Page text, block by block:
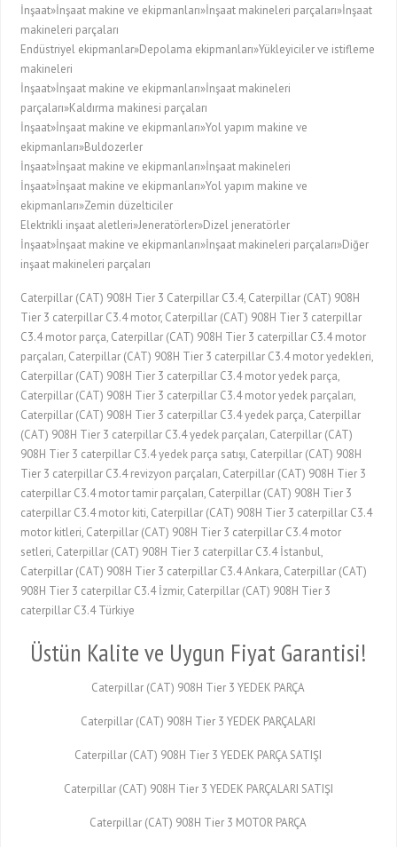
İnşaat»İnşaat makine ve ekipmanları»İnşaat makineleri parçaları»İnşaat
makineleri parçaları
Endüstriyel ekipmanlar»Depolama ekipmanları»Yükleyiciler ve istifleme
makineleri
İnşaat»İnşaat makine ve ekipmanları»İnşaat makineleri
parçaları»Kaldırma makinesi parçaları
İnşaat»İnşaat makine ve ekipmanları»Yol yapım makine ve
ekipmanları»Buldozerler
İnşaat»İnşaat makine ve ekipmanları»İnşaat makineleri
İnşaat»İnşaat makine ve ekipmanları»Yol yapım makine ve
ekipmanları»Zemin düzelticiler
Elektrikli inşaat aletleri»Jeneratörler»Dizel jeneratörler
İnşaat»İnşaat makine ve ekipmanları»İnşaat makineleri parçaları»Diğer
inşaat makineleri parçaları
Caterpillar (CAT) 908H Tier 3 Caterpillar C3.4, Caterpillar (CAT) 908H
Tier 3 caterpillar C3.4 motor, Caterpillar (CAT) 908H Tier 3 caterpillar
C3.4 motor parça, Caterpillar (CAT) 908H Tier 3 caterpillar C3.4 motor
parçaları, Caterpillar (CAT) 908H Tier 3 caterpillar C3.4 motor yedekleri,
Caterpillar (CAT) 908H Tier 3 caterpillar C3.4 motor yedek parça,
Caterpillar (CAT) 908H Tier 3 caterpillar C3.4 motor yedek parçaları,
Caterpillar (CAT) 908H Tier 3 caterpillar C3.4 yedek parça, Caterpillar
(CAT) 908H Tier 3 caterpillar C3.4 yedek parçaları, Caterpillar (CAT)
908H Tier 3 caterpillar C3.4 yedek parça satışı, Caterpillar (CAT) 908H
Tier 3 caterpillar C3.4 revizyon parçaları, Caterpillar (CAT) 908H Tier 3
caterpillar C3.4 motor tamir parçaları, Caterpillar (CAT) 908H Tier 3
caterpillar C3.4 motor kiti, Caterpillar (CAT) 908H Tier 3 caterpillar C3.4
motor kitleri, Caterpillar (CAT) 908H Tier 3 caterpillar C3.4 motor
setleri, Caterpillar (CAT) 908H Tier 3 caterpillar C3.4 İstanbul,
Caterpillar (CAT) 908H Tier 3 caterpillar C3.4 Ankara, Caterpillar (CAT)
908H Tier 3 caterpillar C3.4 İzmir, Caterpillar (CAT) 908H Tier 3
caterpillar C3.4 Türkiye
Üstün Kalite ve Uygun Fiyat Garantisi!
Caterpillar (CAT) 908H Tier 3 YEDEK PARÇA
Caterpillar (CAT) 908H Tier 3 YEDEK PARÇALARI
Caterpillar (CAT) 908H Tier 3 YEDEK PARÇA SATIŞI
Caterpillar (CAT) 908H Tier 3 YEDEK PARÇALARI SATIŞI
Caterpillar (CAT) 908H Tier 3 MOTOR PARÇA